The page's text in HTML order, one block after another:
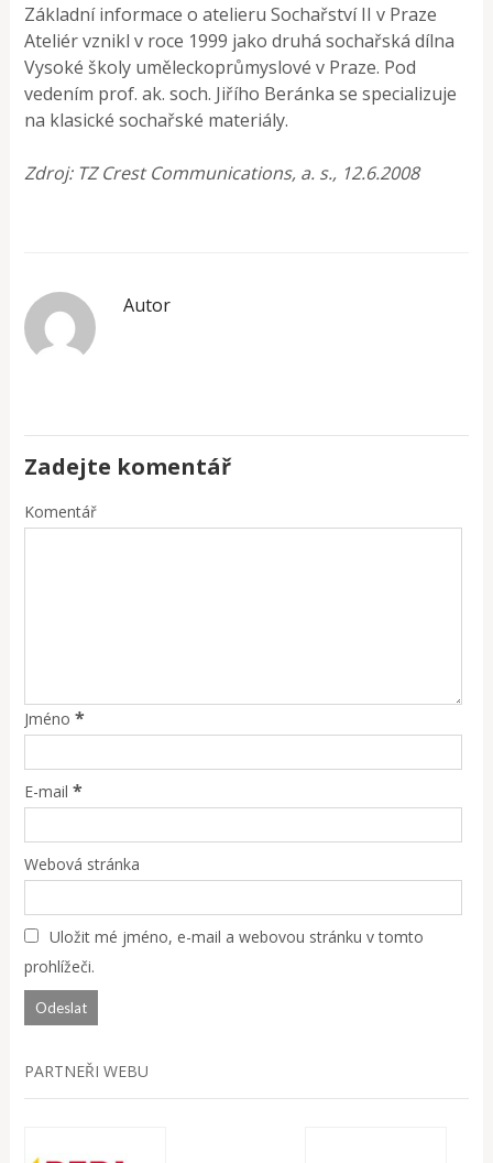
Základní informace o atelieru Sochařství II v Praze
Ateliér vznikl v roce 1999 jako druhá sochařská dílna
Vysoké školy uměleckoprůmyslové v Praze. Pod
vedením prof. ak. soch. Jiřího Beránka se specializuje
na klasické sochařské materiály.
Zdroj: TZ Crest Communications, a. s., 12.6.2008
Autor
Zadejte komentář
Komentář
Jméno *
E-mail *
Webová stránka
Uložit mé jméno, e-mail a webovou stránku v tomto
prohlížeči.
PARTNEŘI WEBU